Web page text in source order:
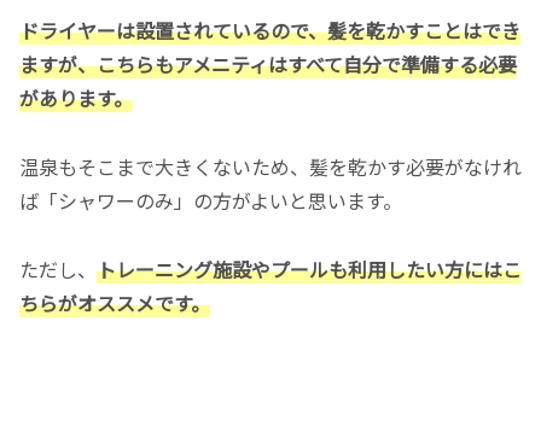
ドライヤーは設置されているので、髪を乾かすことはでき
ますが、こちらもアメニティはすべて自分で準備する必要
があります。
温泉もそこまで大きくないため、髪を乾かす必要がなけれ
ば「シャワーのみ」の方がよいと思います。
ただし、 トレーニング施設やプールも利用したい方にはこ
ちらがオススメです。